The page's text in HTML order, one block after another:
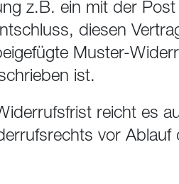
z.B. ein mit der
diesen
Muster-
ist.
reicht es
vor Ablauf